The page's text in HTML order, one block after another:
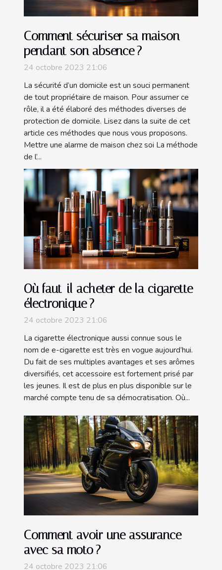
Comment sécuriser sa maison
pendant son absence ?
24 octobre 2023 21:06
La sécurité d’un domicile est un souci permanent
de tout propriétaire de maison. Pour assumer ce
rôle, il a été élaboré des méthodes diverses de
protection de domicile. Lisez dans la suite de cet
article ces méthodes que nous vous proposons.
Mettre une alarme de maison chez soi La méthode
de l’...
Où faut-il acheter de la cigarette
électronique ?
24 octobre 2023 21:06
La cigarette électronique aussi connue sous le
nom de e-cigarette est très en vogue aujourd’hui.
Du fait de ses multiples avantages et ses arômes
diversifiés, cet accessoire est fortement prisé par
les jeunes. Il est de plus en plus disponible sur le
marché compte tenu de sa démocratisation. Où...
Comment avoir une assurance
avec sa moto ?
24 octobre 2023 21:06